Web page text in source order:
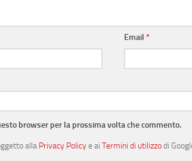
Email*
browser per la prossima volta che commento.
alla Privacy Policye ai Termini di utilizzodi